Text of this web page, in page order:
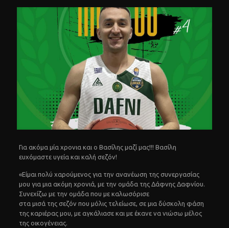
Για ακόμα μία χρονια και ο Βασίλης μαζί μας!!! Βασίλη
ευχόμαστε υγεία και καλή σεζόν!
«Είμαι πολύ χαρούμενος για την ανανέωση της συνεργασίας
μου για μια ακόμη χρoνιά, με την ομάδα της Δάφνης Δαφνίου.
Συνεχίζω με την ομάδα που με καλωσόρισε
στα μισά της σεζόν που μόλις τελείωσε, σε μια δύσκολη φάση
της καριέρας μου, με αγκάλιασε και με έκανε να νιώσω μέλος
της οικογένειας.